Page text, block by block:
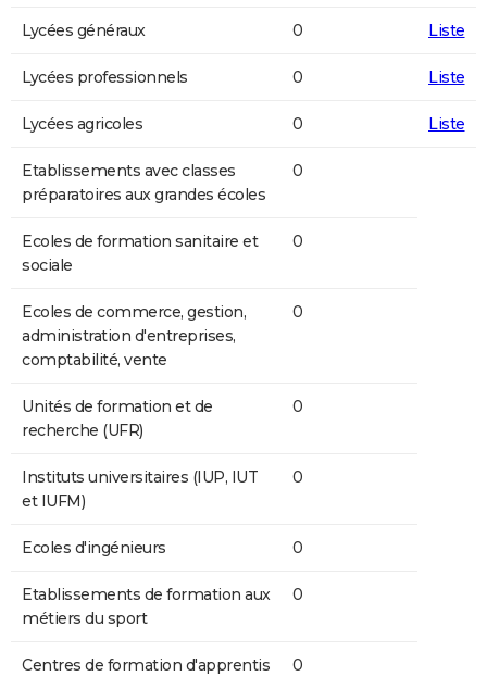
Lycées généraux 0 Liste
Lycées professionnels 0 Liste
Lycées agricoles 0 Liste
Etablissements avec classes
préparatoires aux grandes écoles
0
Ecoles de formation sanitaire et
sociale
0
Ecoles de commerce, gestion,
administration d'entreprises,
comptabilité, vente
0
Unités de formation et de
recherche (UFR)
0
Instituts universitaires (IUP, IUT
et IUFM)
0
Ecoles d'ingénieurs 0
Etablissements de formation aux
métiers du sport
0
Centres de formation d'apprentis
0